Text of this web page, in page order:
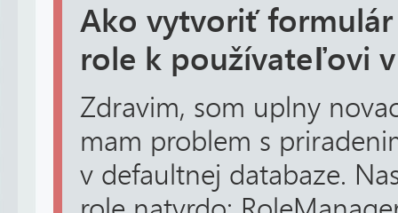
Ako vytvoriť
role k používateľovi
Zdravim, som uplny
mam problem s
v defaultnej databaze.